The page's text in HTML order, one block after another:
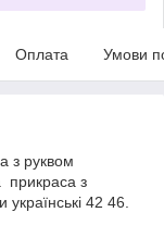
Оплата Умови
з руквом
прикраса з
42 46.